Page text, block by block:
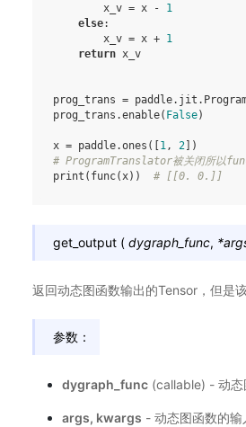
x_v = x -
1
else:
x_v = x + 1
return x_v
prog_trans = paddle. jit .
prog_trans .enable( False)
x = paddle.ones ([1 , 2])
# ProgramTranslator被关闭所以
print ( func( x)) # [[0. 0.]]
get_output ( dygraph_func, *
返回动态图函数输出的Tensor，但是
参数：
dygraph_func(callable) - 动态
args, kwargs - 动态图函数的输